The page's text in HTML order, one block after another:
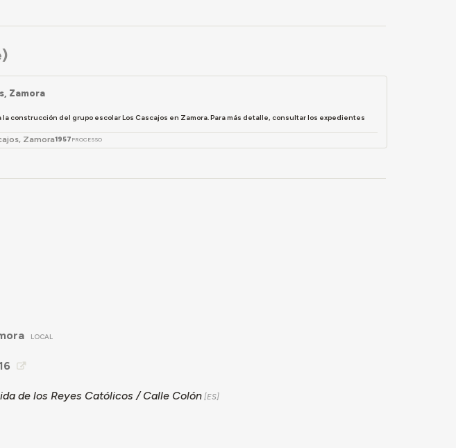
Zamora
construcción del grupo escolar Los Cascajos en Zamora. Para más detalle, consultar los expedientes
Zamora1957 PROCESSO
LOCAL
de los Reyes Católicos / Calle Colón